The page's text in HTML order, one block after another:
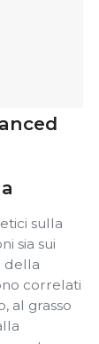
sulla
sia sui
della
correlati
al grasso